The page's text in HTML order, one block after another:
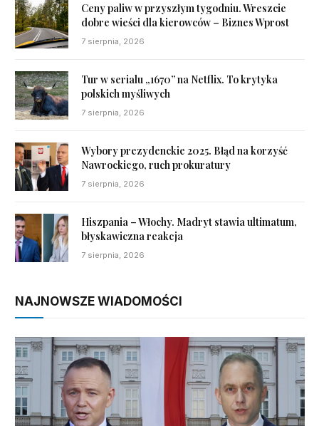
Ceny paliw w przyszłym tygodniu. Wreszcie
dobre wieści dla kierowców – Biznes Wprost
7 sierpnia, 2026
Tur w serialu „1670” na Netflix. To krytyka
polskich myśliwych
7 sierpnia, 2026
Wybory prezydenckie 2025. Błąd na korzyść
Nawrockiego, ruch prokuratury
7 sierpnia, 2026
Hiszpania – Włochy. Madryt stawia ultimatum,
błyskawiczna reakcja
7 sierpnia, 2026
NAJNOWSZE WIADOMOŚCI